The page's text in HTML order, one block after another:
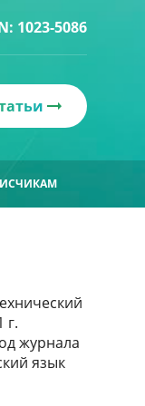
1023-5086
г.
журнала
язык